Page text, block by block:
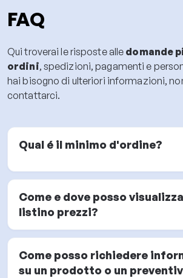
FAQ
Qui troverai le risposte alle domande
ordini, spedizioni, pagamenti e
hai bisogno di ulteriori informazioni,
contattarci.
Qual é il minimo d'ordine?
Come e dove posso
listino prezzi?
Come posso richiedere
su un prodotto o un